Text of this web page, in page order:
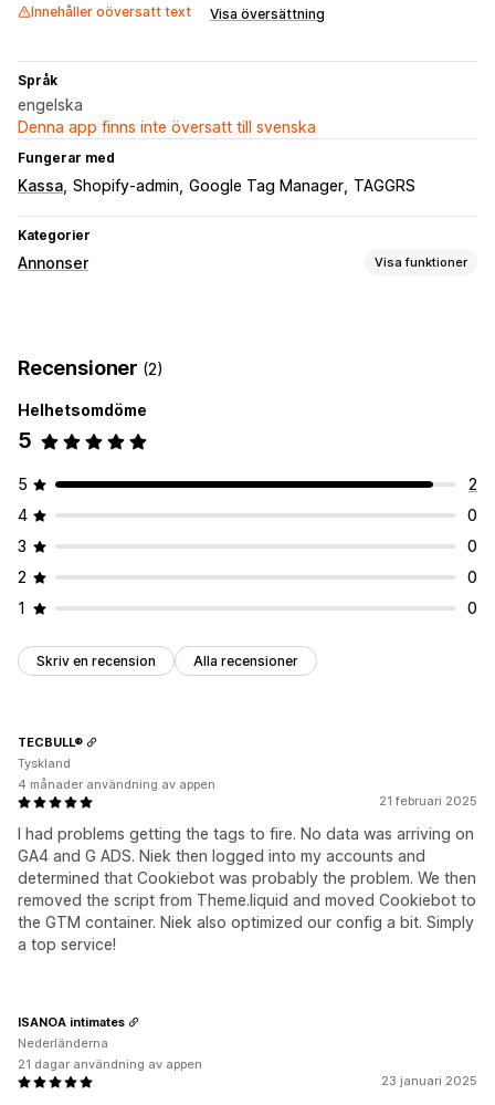
Innehåller oöversatt text Visa översättning
Språk
engelska
Denna app finns inte översatt till svenska
Fungerar med
Kassa Shopify-admin Google Tag Manager TAGGRS
Kategorier
Annonser Visa funktioner
Webbplats
Prestandaanalys
Konverteringsspårning
Recensioner (2)
Helhetsomdöme
5
5
2
4
0
3
0
2
0
1
0
Skriv en recension Alla recensioner
21 februari 2025
I had problems getting the tags to fire. No data was arriving on
GA4 and G ADS. Niek then logged into my accounts and
determined that Cookiebot was probably the problem. We then
removed the script from Theme.liquid and moved Cookiebot to
the GTM container. Niek also optimized our config a bit. Simply
a top service!
TECBULL®
Tyskland
4 månader användning av appen
23 januari 2025
ISANOA intimates
Nederländerna
21 dagar användning av appen